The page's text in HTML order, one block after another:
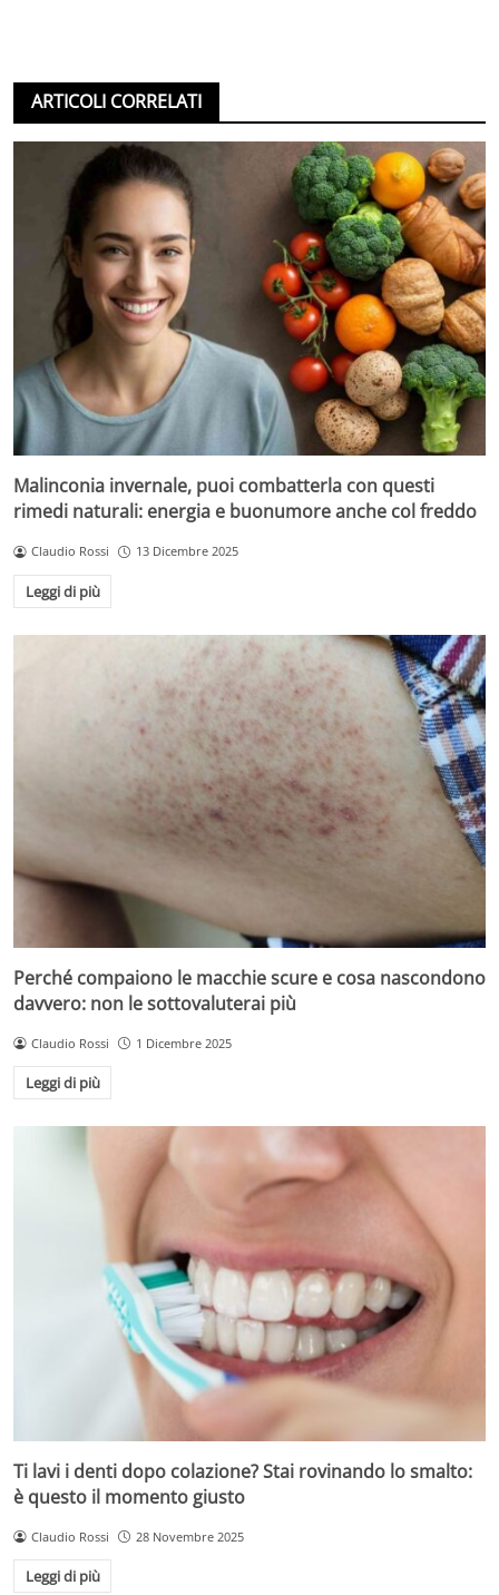
ARTICOLI CORRELATI
Malinconia invernale, puoi combatterla con questi
rimedi naturali: energia e buonumore anche col freddo
Claudio Rossi 13 Dicembre 2025
Leggi di più
Perché compaiono le macchie scure e cosa nascondono
davvero: non le sottovaluterai più
Claudio Rossi 1 Dicembre 2025
Leggi di più
Ti lavi i denti dopo colazione? Stai rovinando lo smalto:
è questo il momento giusto
Claudio Rossi 28 Novembre 2025
Leggi di più